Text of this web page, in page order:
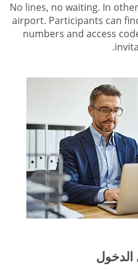
No lines, no waiting. In
airport. Participants can
numbers and access